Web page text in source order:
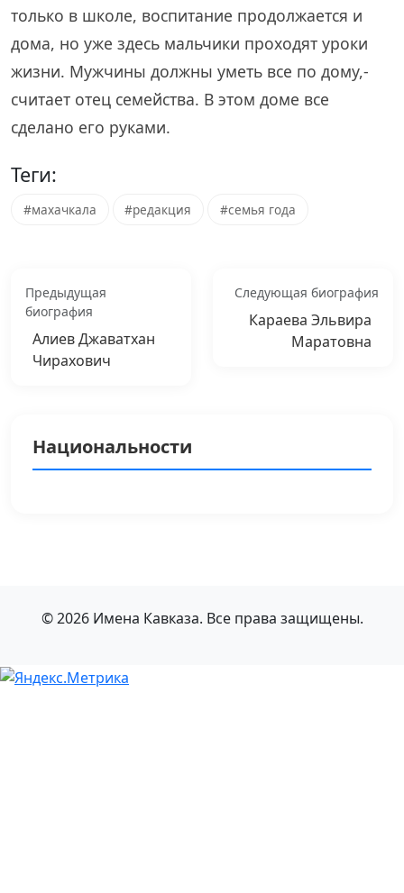
только в школе, воспитание продолжается и
дома, но уже здесь мальчики проходят уроки
жизни. Мужчины должны уметь все по дому,-
считает отец семейства. В этом доме все
сделано его руками.
Теги:
#махачкала #редакция #семья года
Предыдущая
биография
Алиев Джаватхан
Чирахович
Следующая биография
Караева Эльвира
Маратовна
Национальности
© 2026 Имена Кавказа. Все права защищены.